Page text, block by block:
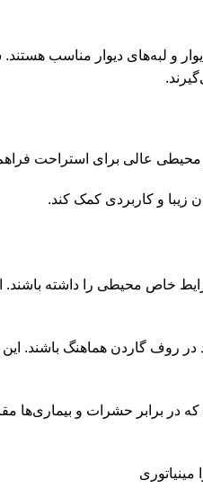
و لبه‌های دیوار مناسب
محیطی عالی برای استراحت
زیبا و کاربردی کمک کند.
خاص محیطی را داشته
در روف گاردن هماهنگ
که در برابر حشرات و بیماری‌ها